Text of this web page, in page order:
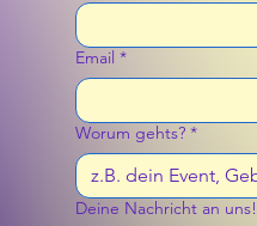
Email *
Worum gehts? *
Deine Nachricht an uns!